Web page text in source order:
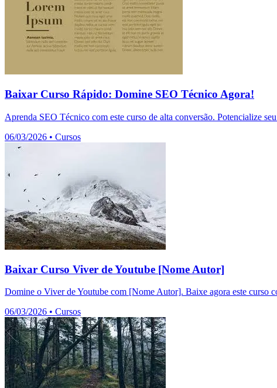
Baixar Curso Rápido: Domine SEO Técnico Agora!
Aprenda SEO Técnico com este curso de alta conversão. Potencialize
06/03/2026 • Cursos
Baixar Curso Viver de Youtube [Nome Autor]
Domine o Viver de Youtube com [Nome Autor]. Baixe agora este curso
06/03/2026 • Cursos